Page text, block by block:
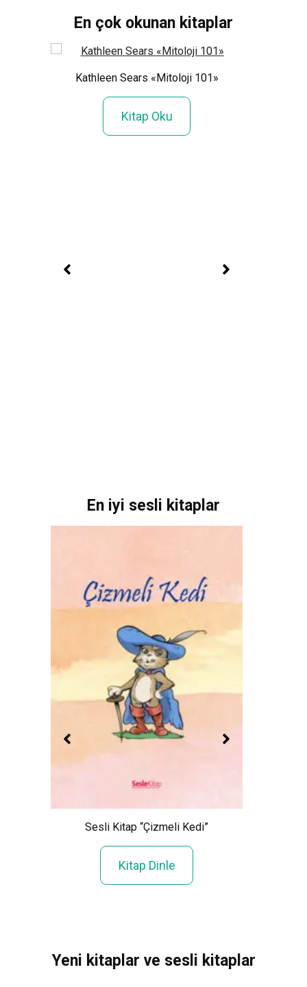
En çok okunan kitaplar
Kathleen Sears «Mitoloji 101»
Kitap Oku
En iyi sesli kitaplar
Sesli Kitap “Çizmeli Kedi”
Kitap Dinle
Yeni kitaplar ve sesli kitaplar